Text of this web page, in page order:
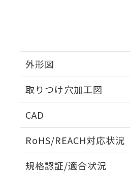
外形図
取りつけ穴加工図
CAD
RoHS/REACH対応状況
規格認証/適合状況